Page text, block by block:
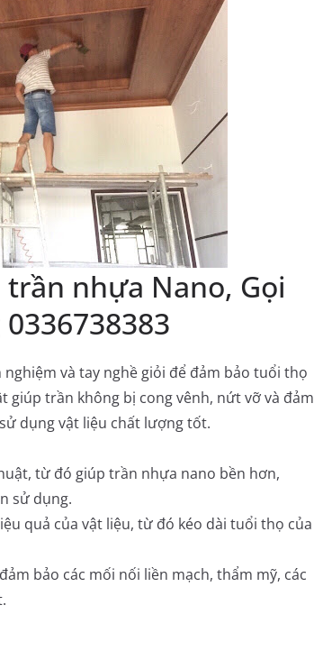
nhựa Nano, Gọi
và tay nghề giỏi để đảm bảo tuổi thọ
giúp trần không bị cong vênh, nứt vỡ và đảm
dụng vật liệu chất lượng tốt.
từ đó giúp trần nhựa nano bền hơn,
sử dụng.
quả của vật liệu, từ đó kéo dài tuổi thọ của
bảo các mối nối liền mạch, thẩm mỹ, các